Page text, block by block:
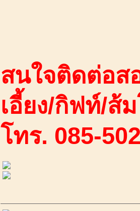
สนใจติดต่อส
เอี้ยง/กิฟท์/ส้
โทร. 085-